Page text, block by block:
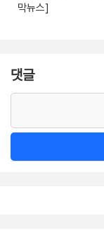
막뉴스]
댓글